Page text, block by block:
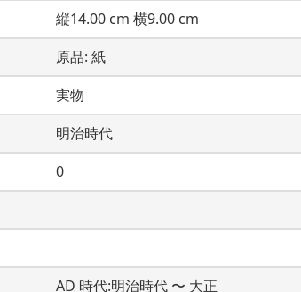
縦14.00 cm 横9.00 cm
原品: 紙
実物
明治時代
0
AD 時代:明治時代 〜 大正